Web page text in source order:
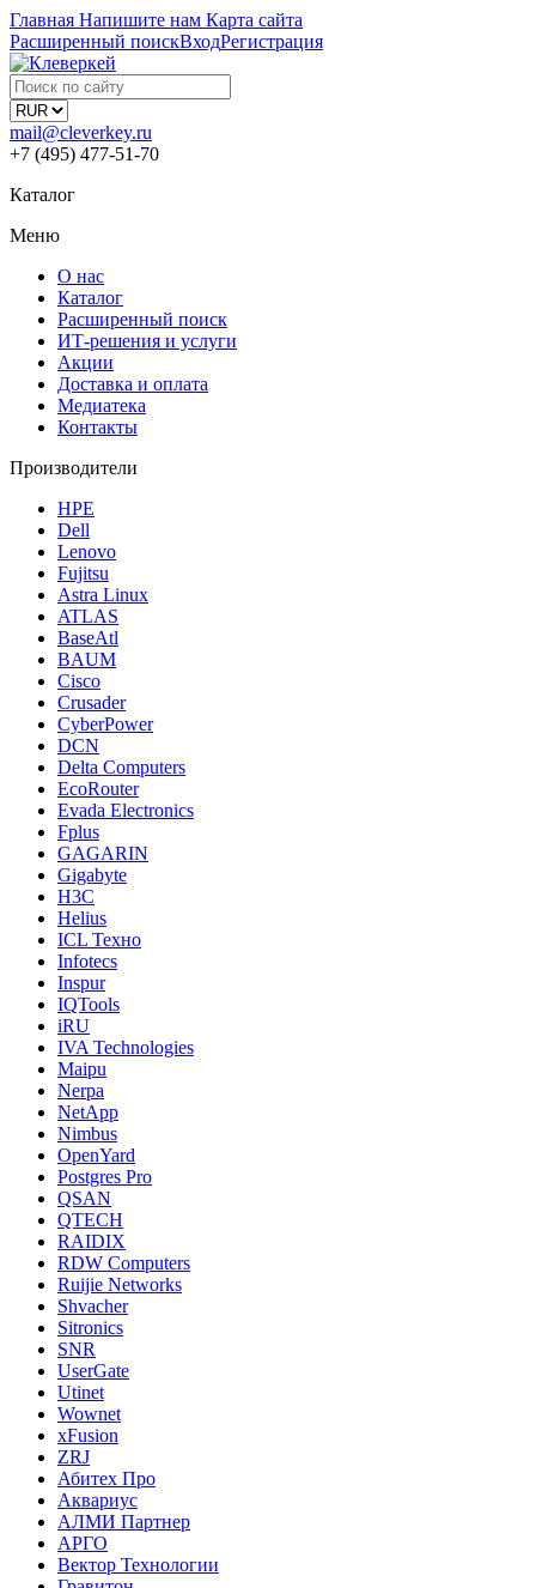
Главная Напишите нам Карта сайта
Расширенный поискВходРегистрация
mail@cleverkey.ru
+7 (495) 477-51-70
Каталог
Меню
О нас
Каталог
Расширенный поиск
ИТ-решения и услуги
Акции
Доставка и оплата
Медиатека
Контакты
Производители
HPE
Dell
Lenovo
Fujitsu
Astra Linux
ATLAS
BaseAtl
BAUM
Cisco
Crusader
CyberPower
DCN
Delta Computers
EcoRouter
Evada Electronics
Fplus
GAGARIN
Gigabyte
H3C
Helius
ICL Техно
Infotecs
Inspur
IQTools
iRU
IVA Technologies
Maipu
Nerpa
NetApp
Nimbus
OpenYard
Postgres Pro
QSAN
QTECH
RAIDIX
RDW Computers
Ruijie Networks
Shvacher
Sitronics
SNR
UserGate
Utinet
Wownet
xFusion
ZRJ
Абитех Про
Аквариус
АЛМИ Партнер
АРГО
Вектор Технологии